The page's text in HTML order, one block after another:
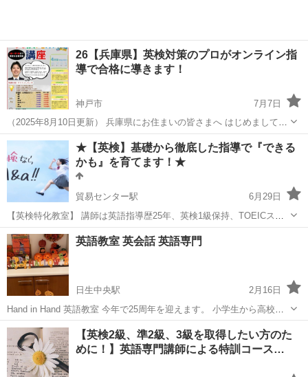
26【兵庫県】英検対策のプロがオンライン指
導で合格に導きます！
神戸市
7月7日
（2025年8月10日更新） 兵庫県にお住まいの皆さまへ はじめまして、
英検合格ゼミナールの鈴木と申します。 これまで多くの生徒さんを英
検合格に導いてきた、英検対策に特化したプロ家庭教師です。 ✅5級〜
準1級まで対応...
兵庫 神戸市 英検 オンライン
★【英検】基礎から徹底した指導で『できる
かも』を育てます！★
貿易センター駅
6月29日
【英検特化教室】 講師は英語指導歴25年、英検1級保持、TOEICスコ
ア945（2024年9月）の女性講師です。 現在、スクールでは英検に向け
兵庫 神戸市 貿易センター駅 英検
英語教室 英会話 英語専門
日生中央駅
2月16日
Hand in Hand 英語教室 今年で25周年を迎えます。 小学生から高校生
まで少人数アットホームな 教室です。 楽しく学んで英検取得者多数
準1級 10名以上 今年は小学生低学年クラスを新開講します...
兵庫 川西市 日生中央駅 英検 英語教室
【英検2級、準2級、3級を取得したい方のた
めに！】英語専門講師による特訓コース…